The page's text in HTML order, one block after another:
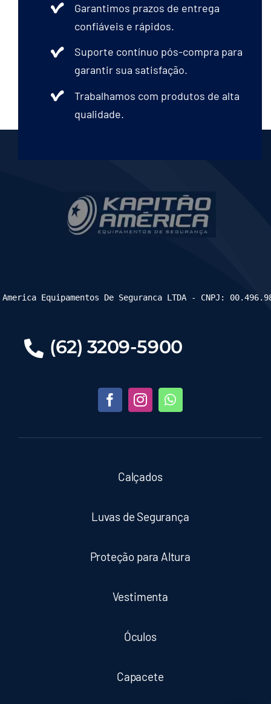
Garantimos prazos de entrega
confiáveis e rápidos.
Suporte contínuo pós-compra para
garantir sua satisfação.
Trabalhamos com produtos de alta
qualidade.
(62) 3209-5900
Calçados
Luvas de Segurança
Proteção para Altura
Vestimenta
Óculos
Capacete
Equipamentos De Seguranca LTDA - CNPJ: